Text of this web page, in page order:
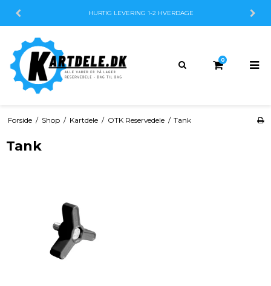
HURTIG LEVERING 1-2 HVERDAGE
0
Forside / Shop / Kartdele / OTK Reservedele / Tank
Tank